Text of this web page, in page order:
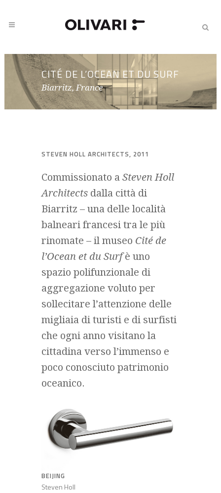
CITÉ DE L’OCEAN ET DU SURF
Biarritz, France
STEVEN HOLL ARCHITECTS, 2011
Commissionato a Steven Holl
Architects dalla città di
Biarritz – una delle località
balneari francesi tra le più
rinomate – il museo Cité de
l’Ocean et du Surfè uno
spazio polifunzionale di
aggregazione voluto per
sollecitare l’attenzione delle
migliaia di turisti e di surfisti
che ogni anno visitano la
cittadina verso l’immenso e
poco conosciuto patrimonio
oceanico.
BEIJING
Steven Holl